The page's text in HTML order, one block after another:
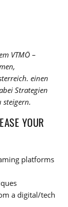
VTMÖ –
einen
Strategien
steigern.
YOUR
platforms
a digital/tech